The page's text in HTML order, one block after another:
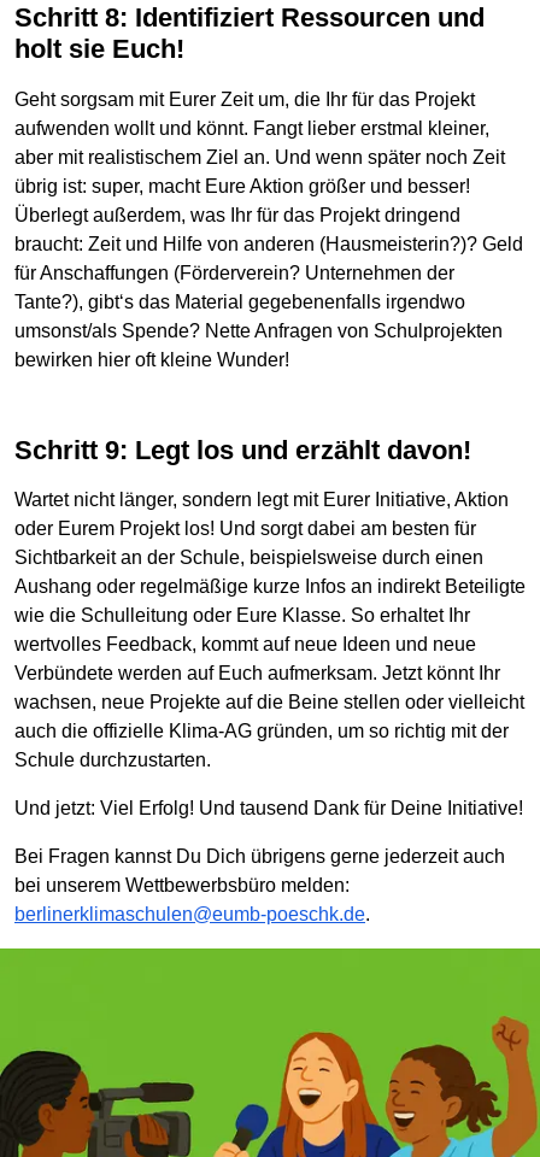
Schritt 8: Identifiziert Ressourcen und
holt sie Euch!
Geht sorgsam mit Eurer Zeit um, die Ihr für das Projekt
aufwenden wollt und könnt. Fangt lieber erstmal kleiner,
aber mit realistischem Ziel an. Und wenn später noch Zeit
übrig ist: super, macht Eure Aktion größer und besser!
Überlegt außerdem, was Ihr für das Projekt dringend
braucht: Zeit und Hilfe von anderen (Hausmeisterin?)? Geld
für Anschaffungen (Förderverein? Unternehmen der
Tante?), gibt‘s das Material gegebenenfalls irgendwo
umsonst/als Spende? Nette Anfragen von Schulprojekten
bewirken hier oft kleine Wunder!
Schritt 9: Legt los und erzählt davon!
Wartet nicht länger, sondern legt mit Eurer Initiative, Aktion
oder Eurem Projekt los! Und sorgt dabei am besten für
Sichtbarkeit an der Schule, beispielsweise durch einen
Aushang oder regelmäßige kurze Infos an indirekt Beteiligte
wie die Schulleitung oder Eure Klasse. So erhaltet Ihr
wertvolles Feedback, kommt auf neue Ideen und neue
Verbündete werden auf Euch aufmerksam. Jetzt könnt Ihr
wachsen, neue Projekte auf die Beine stellen oder vielleicht
auch die offizielle Klima-AG gründen, um so richtig mit der
Schule durchzustarten.
Und jetzt: Viel Erfolg! Und tausend Dank für Deine Initiative!
Bei Fragen kannst Du Dich übrigens gerne jederzeit auch
bei unserem Wettbewerbsbüro melden:
berlinerklimaschulen@eumb-poeschk.de.